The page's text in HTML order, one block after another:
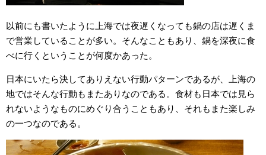
以前にも書いたように上海では夜遅くなっても鍋の店は遅くま
で営業していることが多い。そんなこともあり、鍋を深夜に食
べに行くということが何度かあった。
日本にいたら決してありえない行動パターンであるが、上海の
地ではそんな行動もまたありなのである。食材も日本では見ら
れないようなものにめぐり合うこともあり、それもまた楽しみ
の一つなのである。